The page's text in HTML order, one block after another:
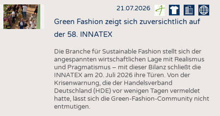
21.07.2026
Green Fashion zeigt sich zuversichtlich auf
der 58. INNATEX
Die Branche für Sustainable Fashion stellt sich der
angespannten wirtschaftlichen Lage mit Realismus
und Pragmatismus – mit dieser Bilanz schließt die
INNATEX am 20. Juli 2026 ihre Türen. Von der
Krisenwarnung, die der Handelsverband
Deutschland (HDE) vor wenigen Tagen vermeldet
hatte, lässt sich die Green-Fashion-Community nicht
entmutigen.